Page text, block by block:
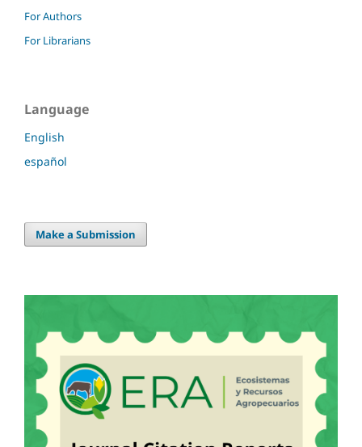
For Authors
For Librarians
Language
English
español
Make a Submission